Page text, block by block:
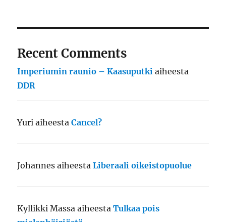
Recent Comments
Imperiumin raunio – Kaasuputki aiheesta
DDR
Yuri aiheestaCancel?
Johannes aiheestaLiberaali oikeistopuolue
Kyllikki Massa aiheestaTulkaa pois